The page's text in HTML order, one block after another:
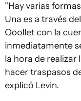
"Hay varias
Una es a través
Qoollet con la
inmediatamente
la hora de
hacer traspasos
explicó Levin.